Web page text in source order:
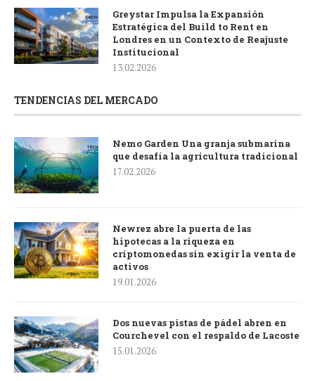
Greystar Impulsa la Expansión
Estratégica del Build to Rent en
Londres en un Contexto de Reajuste
Institucional
13.02.2026
TENDENCIAS DEL MERCADO
Nemo Garden Una granja submarina
que desafía la agricultura tradicional
17.02.2026
Newrez abre la puerta de las
hipotecas a la riqueza en
criptomonedas sin exigir la venta de
activos
19.01.2026
Dos nuevas pistas de pádel abren en
Courchevel con el respaldo de Lacoste
15.01.2026